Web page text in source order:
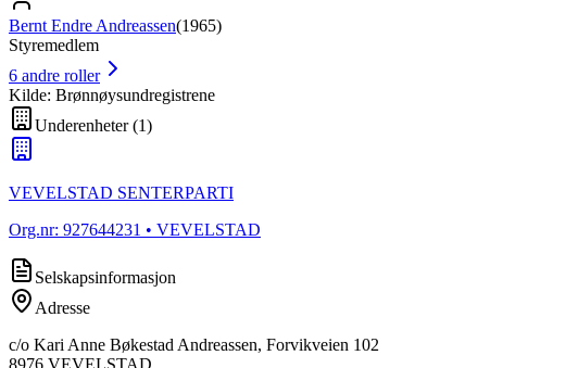
Bernt Endre Andreassen(1965)
Styremedlem
6 andre roller
Kilde: Brønnøysundregistrene
Underenheter(1)
VEVELSTAD SENTERPARTI
Org.nr: 927644231 • VEVELSTAD
Selskapsinformasjon
Adresse
c/o Kari Anne Bøkestad Andreassen, Forvikveien 102
8976 VEVELSTAD